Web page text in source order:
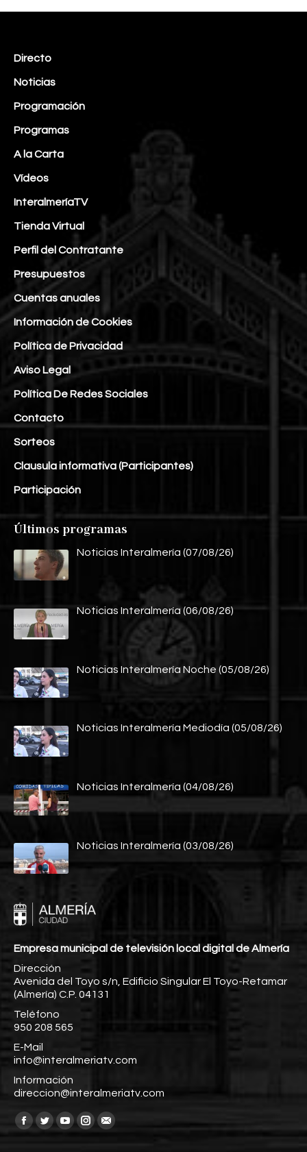
Directo
Noticias
Programación
Programas
A la Carta
Vídeos
InteralmeríaTV
Tienda Virtual
Perfil del Contratante
Presupuestos
Cuentas anuales
Información de Cookies
Política de Privacidad
Aviso Legal
Política De Redes Sociales
Contacto
Sorteos
Clausula informativa (Participantes)
Participación
Últimos programas
Noticias Interalmería (07/08/26)
Noticias Interalmería (06/08/26)
Noticias Interalmería Noche (05/08/26)
Noticias Interalmería Mediodía (05/08/26)
Noticias Interalmería (04/08/26)
Noticias Interalmería (03/08/26)
Empresa municipal de televisión local digital de Almería
Dirección
Avenida del Toyo s/n, Edificio Singular El Toyo-Retamar
(Almería) C.P. 04131
Teléfono
950 208 565
E-Mail
info@interalmeriatv.com
Información
direccion@interalmeriatv.com
Encuéntranos en:
Facebook
TwitterYouTube
Instagram
Mail